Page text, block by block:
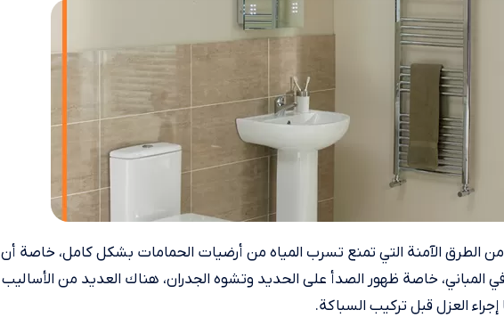
من الطرق الآمنة التي تمنع تسرب المياه من أرضيات الحمامات بشكل كامل، خاصة أن
خاصة ظهور الصدأ على الحديد وتشوه الجدران، هناك العديد من الأساليب
العزل قبل تركيب السباكة.